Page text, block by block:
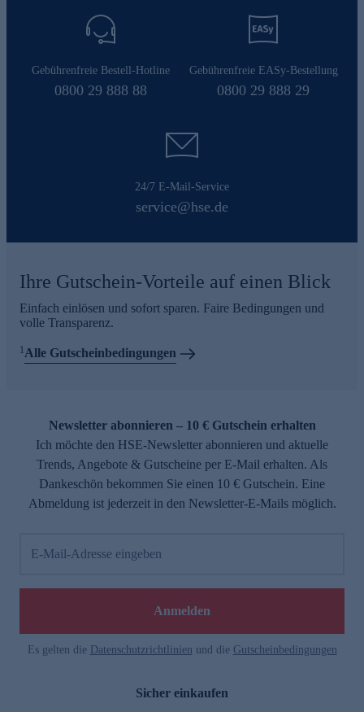
Gebührenfreie Bestell-Hotline
0800 29 888 88
Gebührenfreie EASy-Bestellung
0800 29 888 29
24/7 E-Mail-Service
service@hse.de
Ihre Gutschein-Vorteile auf einen Blick
Einfach einlösen und sofort sparen. Faire Bedingungen und
volle Transparenz.
1Alle Gutscheinbedingungen
Newsletter abonnieren – 10 € Gutschein erhalten
Ich möchte den HSE-Newsletter abonnieren und aktuelle
Trends, Angebote & Gutscheine per E-Mail erhalten. Als
Dankeschön bekommen Sie einen 10 € Gutschein. Eine
Abmeldung ist jederzeit in den Newsletter-E-Mails möglich.
E-Mail-Adresse eingeben
Anmelden
Es gelten die Datenschutzrichtlinien und die Gutscheinbedingungen
Sicher einkaufen